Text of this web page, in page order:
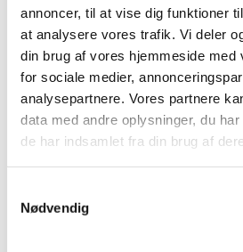
annoncer, til at vise dig funktioner
at analysere vores trafik. Vi deler
din brug af vores hjemmeside med
for sociale medier,
analysepartnere. Vores partnere
data med andre oplysninger, du
de har indsamlet fra din brug af
Nødvendig
Tilmelding ikke nødvendig.